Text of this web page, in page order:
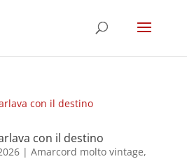
con il destino
| Amarcord molto vintage,